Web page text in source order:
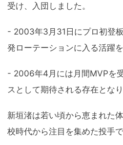
受け、入団しました。
- 2003年3月31日にプロ初登
発ローテーションに入る活躍を
- 2006年4月には月間MVPを
スとして期待される存在となり
新垣渚は若い頃から恵まれた
校時代から注目を集めた投手で